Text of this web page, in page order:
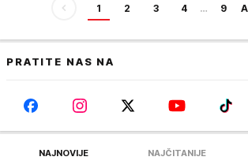
1 2 3 4 … 9
PRATITE NAS NA
NAJNOVIJE NAJČITANIJE